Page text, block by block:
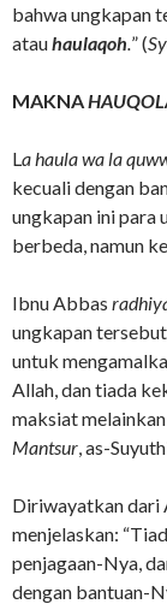
bahwa ungkapan
atauhaulaqoh.” (
MAKNA
La haula wa la
kecuali dengan
ungkapan ini para
berbeda, namun
Ibnu Abbas
ungkapan
untuk
Allah, dan tiada
maksiat
Mantsur, as-
Diriwayatkan dari
menjelaskan:
penjagaan-Nya,
dengan bantuan-